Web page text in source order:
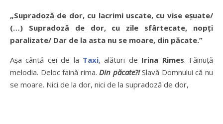
„Supradoză de dor, cu lacrimi uscate, cu vise eșuate/
(…) Supradoză de dor, cu zile sfârtecate, nopți
paralizate/ Dar de la asta nu se moare, din păcate.”
Așa cântă cei de la Taxi, alături de Irina Rimes. Făinuță
melodia. Deloc faină rima.Din păcate?!Slavă Domnului că nu
se moare. Nici de la dor, nici de la supradoză de dor,